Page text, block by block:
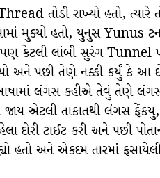
તોડી રાખ્યો હતો,
મુક્યો હતો, યુનુસ Yunus
કેટલી લાંબી સુરંગ Tunnel
અને પછી તેણે નક્કી કર્યું કે આ
લંગસ કહીએ તેવું તેણે
એટલી તાકાતથી લંગસ ફેંકયુ,
ટાઈટ કરી અને પછી
હતો અને એકદમ તારમાં